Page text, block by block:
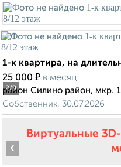
2/9
1-к квартира, на
25 000 ₽ в месяц
район Силино район, мкр.
Собственник, 30.07.2026
Виртуальные
‹